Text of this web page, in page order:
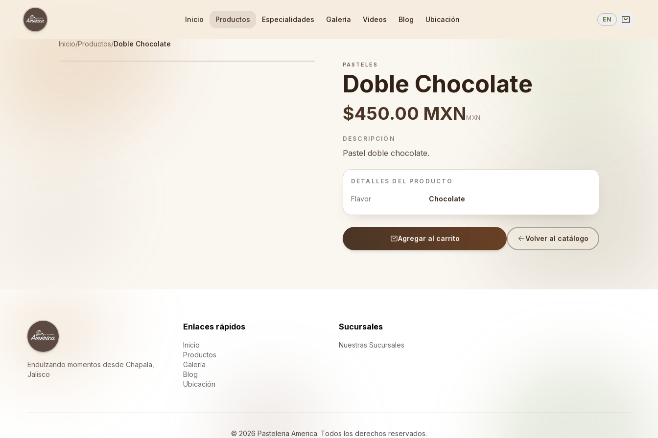
Inicio Productos Especialidades Galería Videos Blog Ubicación EN
Inicio/Productos/Doble Chocolate
PASTELES
Doble Chocolate
$450.00 MXN MXN
DESCRIPCIÓN
Pastel doble chocolate.
DETALLES DEL PRODUCTO
Flavor Chocolate
Agregar al carrito Volver al catálogo
Endulzando momentos desde Chapala,
Jalisco
Enlaces rápidos
Inicio
Productos
Galería
Blog
Ubicación
Sucursales
Nuestras Sucursales
© 2026 Pasteleria America. Todos los derechos reservados.